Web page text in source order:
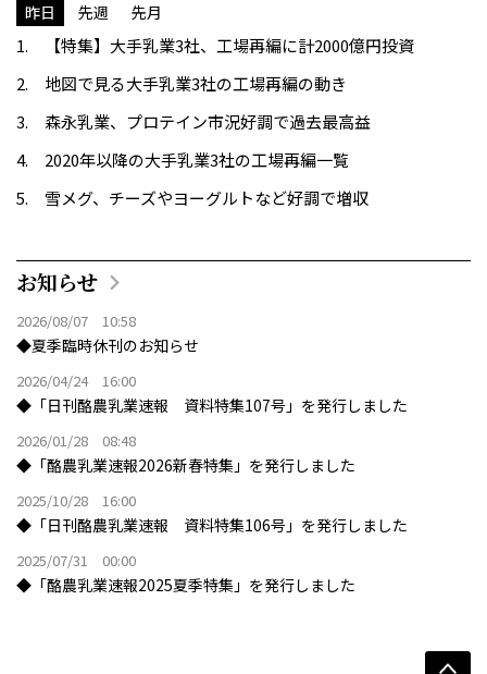
昨日 先週 先月
【特集】大手乳業3社、工場再編に計2000億円投資
地図で見る大手乳業3社の工場再編の動き
森永乳業、プロテイン市況好調で過去最高益
2020年以降の大手乳業3社の工場再編一覧
雪メグ、チーズやヨーグルトなど好調で増収
お知らせ
2026/08/07 10:58
◆夏季臨時休刊のお知らせ
2026/04/24 16:00
◆「日刊酪農乳業速報 資料特集107号」を発行しました
2026/01/28 08:48
◆「酪農乳業速報2026新春特集」を発行しました
2025/10/28 16:00
◆「日刊酪農乳業速報 資料特集106号」を発行しました
2025/07/31 00:00
◆「酪農乳業速報2025夏季特集」を発行しました